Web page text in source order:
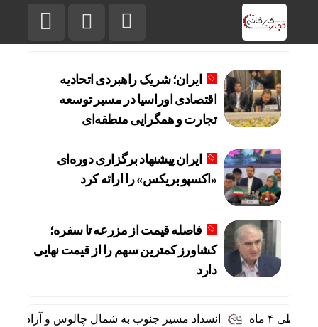
ایران؛ شریک راهبردی اتحادیه
اقتصادی اوراسیا در مسیر توسعه
تجارت و همگرایی منطقه‌ای
ایران پیشنهاد برگزاری دوره‌ای
«اکسپو بریکس» را ارائه کرد
فاصله قیمت از مزرعه تا سفره؛
کشاورز کمترین سهم را از قیمت نهایی
دارد
انسداد مسیر جنوب به شمال چالوس و آزادراه تهران ــ